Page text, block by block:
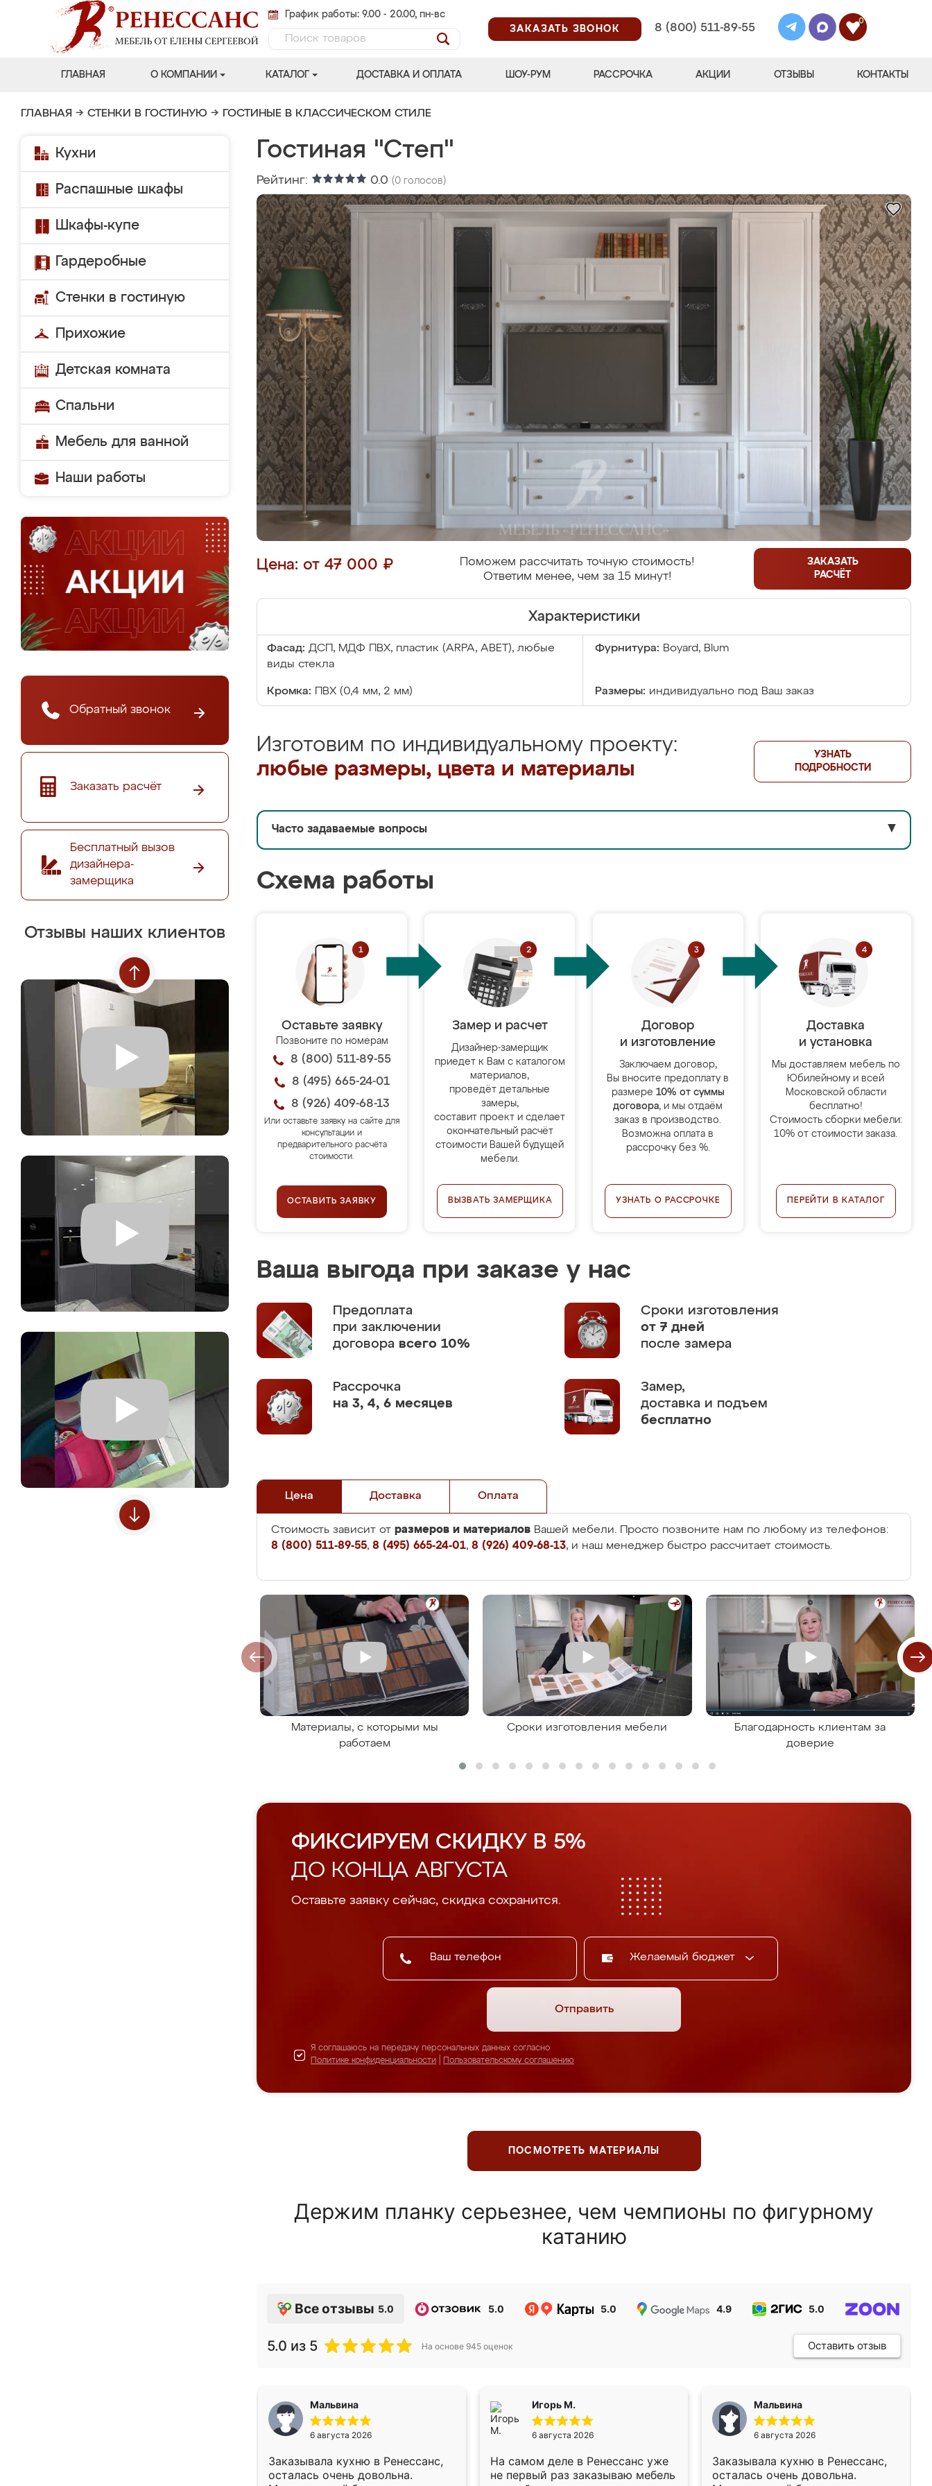
График работы: 9.00 - 20.00, пн-вс
ЗАКАЗАТЬ ЗВОНОК
8 (800) 511-89-55
0
ГЛАВНАЯ О КОМПАНИИ КАТАЛОГ ДОСТАВКА И ОПЛАТА ШОУ-РУМ РАССРОЧКА АКЦИИ ОТЗЫВЫ КОНТАКТЫ
ГЛАВНАЯ → СТЕНКИ В ГОСТИНУЮ → ГОСТИНЫЕ В КЛАССИЧЕСКОМ СТИЛЕ
Кухни
Распашные шкафы
Шкафы-купе
Гардеробные
Стенки в гостиную
Прихожие
Детская комната
Спальни
Мебель для ванной
Наши работы
Обратный звонок
Заказать расчёт
Бесплатный вызов
дизайнера-
замерщика
Отзывы наших клиентов
Гостиная "Степ"
Рейтинг: 0.0 (0 голосов)
Цена: от 47 000 ₽
Поможем рассчитать точную стоимость!
Ответим менее, чем за 15 минут!
ЗАКАЗАТЬ
РАСЧЁТ
Характеристики
Фасад: ДСП, МДФ ПВХ, пластик (ARPA, ABET), любые
виды стекла
Фурнитура: Boyard, Blum
Кромка: ПВХ (0,4 мм, 2 мм) Размеры: индивидуально под Ваш заказ
Изготовим по индивидуальному проекту:
любые размеры, цвета и материалы
УЗНАТЬ
ПОДРОБНОСТИ
Часто задаваемые вопросы ▼
Схема работы
Оставьте заявку
Позвоните по номерам
8 (800) 511-89-55
8 (495) 665-24-01
8 (926) 409-68-13
Или оставьте заявку на сайте для
консультации и
предварительного расчёта
стоимости.
ОСТАВИТЬ ЗАЯВКУ
Замер и расчет
Дизайнер-замерщик
приедет к Вам с каталогом
материалов,
проведёт детальные
замеры,
составит проект и сделает
окончательный расчёт
стоимости Вашей будущей
мебели.
ВЫЗВАТЬ ЗАМЕРЩИКА
Договор
и изготовление
Заключаем договор,
Вы вносите предоплату в
размере 10% от суммы
договора, и мы отдаём
заказ в производство.
Возможна оплата в
рассрочку без %.
УЗНАТЬ О РАССРОЧКЕ
Доставка
и установка
Мы доставляем мебель по
Юбилейному и всей
Московской области
бесплатно!
Стоимость сборки мебели:
10% от стоимости заказа.
ПЕРЕЙТИ В КАТАЛОГ
Ваша выгода при заказе у нас
Предоплата
при заключении
договора всего 10%
Сроки изготовления
от 7 дней
после замера
Рассрочка
на 3, 4, 6 месяцев
Замер,
доставка и подъем
бесплатно
Цена Доставка Оплата
Стоимость зависит от размеров и материалов Вашей мебели. Просто позвоните нам по любому из телефонов:
8 (800) 511-89-55, 8 (495) 665-24-01, 8 (926) 409-68-13, и наш менеджер быстро рассчитает стоимость.
Материалы, с которыми мы
работаем
Сроки изготовления мебели
Благодарность клиентам за
доверие
ФИКСИРУЕМ СКИДКУ В 5%
ДО КОНЦА АВГУСТА
Оставьте заявку сейчас, скидка сохранится.
Желаемый бюджет
Отправить
Я соглашаюсь на передачу персональных данных согласно
Политике конфиденциальности
Пользовательскому соглашению
ПОСМОТРЕТЬ МАТЕРИАЛЫ
Держим планку серьезнее, чем чемпионы по фигурному
катанию
Все отзывы 5.0 5.0 5.0 4.9 5.0
5.0 из 5 На основе 945 оценок Оставить отзыв
Мальвина
6 августа 2026
Заказывала кухню в Ренессанс,
осталась очень довольна.
Игорь М.
6 августа 2026
На самом деле в Ренессанс уже
не первый раз заказываю мебель
Мальвина
6 августа 2026
Заказывала кухню в Ренессанс,
осталась очень довольна.